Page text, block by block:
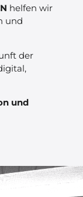
helfen wir
und
der
und